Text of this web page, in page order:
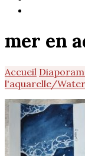
mer en
Accueil
l'aquarelle/